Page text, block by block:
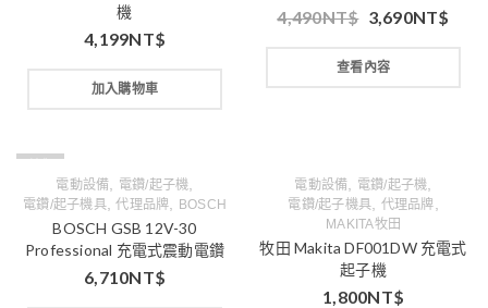
機
4,199NT$
加入購物車
4,490NT$ 3,690NT$
查看內容
電動設備 電鑽/起子機
電鑽/起子機具,代理品牌 BOSCH
BOSCH GSB 12V-30
Professional 充電式震動電鑽
6,710NT$
電動設備 電鑽/起子機
電鑽/起子機具 代理品牌
MAKITA牧田
牧田 Makita DF001DW 充電式
起子機
1,800NT$